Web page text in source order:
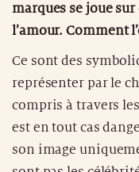
marques se joue
l’amour. Comment
Ce sont des
représenter par le
compris à travers
est en tout cas
son image